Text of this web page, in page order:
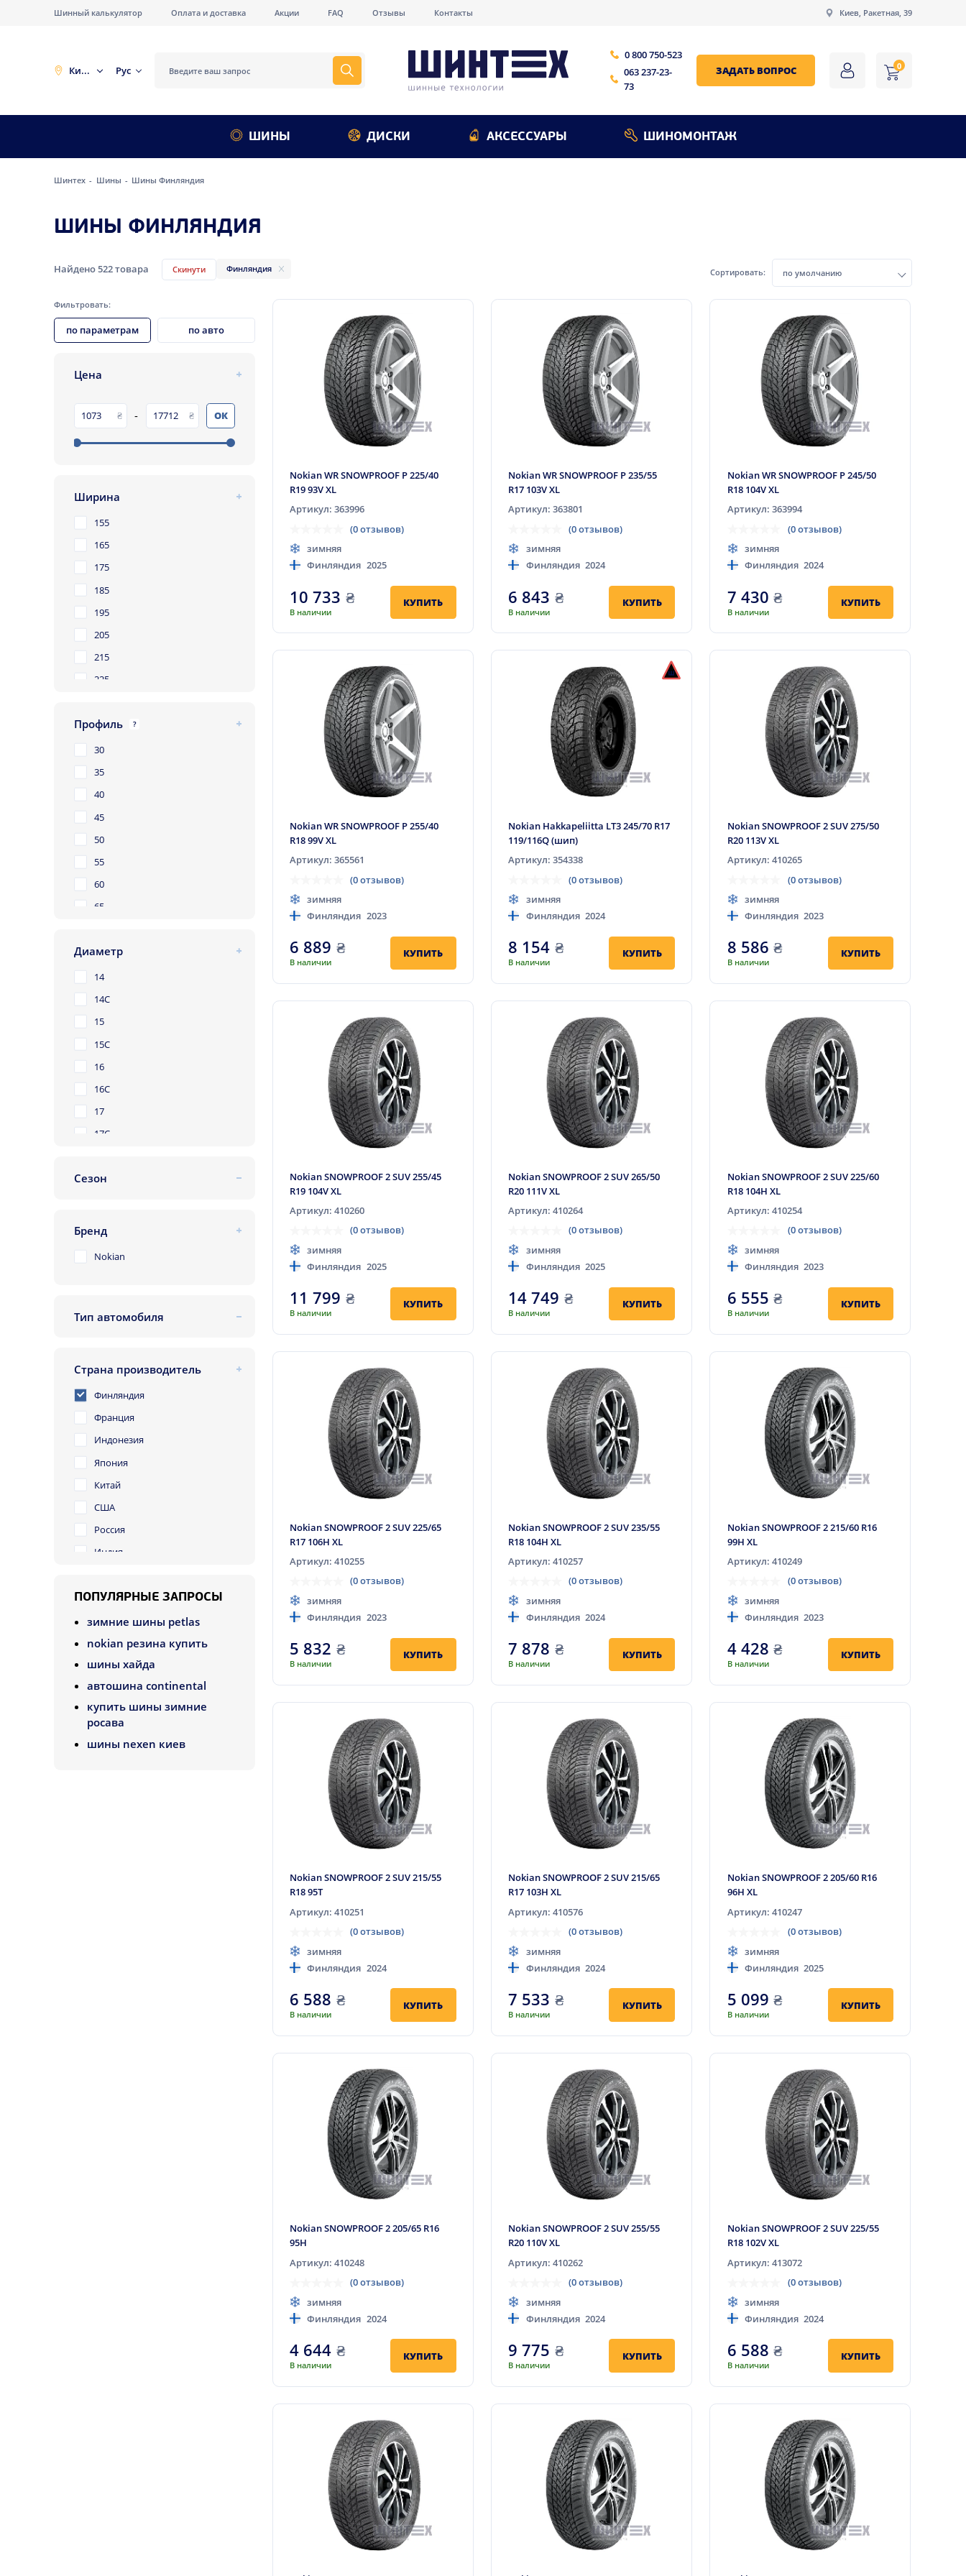
Шинный калькулятор Оплата и доставка Акции FAQ Отзывы Контакты Киев, Ракетная, 39
Киев Рус
0 800 750-523
063 237-23-
73
ЗАДАТЬ ВОПРОС 0
ШИНЫ ДИСКИ АКСЕССУАРЫ ШИНОМОНТАЖ
Шинтех Шины Шины Финляндия
ШИНЫ ФИНЛЯНДИЯ
Найдено522товара Скинути Финляндия Сортировать: по умолчанию
Фильтровать:
по параметрам по авто
Цена
- ОК
Ширина
155
165
175
185
195
205
215
225
245
255
265
275
285
295
315
Профиль ?
30
35
40
45
50
55
60
65
75
80
85
Диаметр
14
14C
15
15C
16
16C
17
17C
19
Сезон
всесезонная
Бренд
Nokian
Тип автомобиля
легкогрузовой
Страна производитель
Франция
Индонезия
Япония
Китай
США
Россия
Индия
Сербия
Великобритания
Польша
Узбекистан
Германия
Румыния
Финляндия
ПОПУЛЯРНЫЕ ЗАПРОСЫ
зимние шины petlas
nokian резина купить
шины хайда
автошина continental
купить шины зимние
росава
шины nexen киев
Nokian WR SNOWPROOF P 225/40
R19 93V XL
Артикул: 363996
(0 отзывов)
зимняя
Финляндия 2025
10 733 ₴
В наличии
КУПИТЬ
Nokian WR SNOWPROOF P 235/55
R17 103V XL
Артикул: 363801
(0 отзывов)
зимняя
Финляндия 2024
6 843 ₴
В наличии
КУПИТЬ
Nokian WR SNOWPROOF P 245/50
R18 104V XL
Артикул: 363994
(0 отзывов)
зимняя
Финляндия 2024
7 430 ₴
В наличии
КУПИТЬ
Nokian WR SNOWPROOF P 255/40
R18 99V XL
Артикул: 365561
(0 отзывов)
зимняя
Финляндия 2023
6 889 ₴
В наличии
КУПИТЬ
Nokian Hakkapeliitta LT3 245/70 R17
119/116Q (шип)
Артикул: 354338
(0 отзывов)
зимняя
Финляндия 2024
8 154 ₴
В наличии
КУПИТЬ
Nokian SNOWPROOF 2 SUV 275/50
R20 113V XL
Артикул: 410265
(0 отзывов)
зимняя
Финляндия 2023
8 586 ₴
В наличии
КУПИТЬ
Nokian SNOWPROOF 2 SUV 255/45
R19 104V XL
Артикул: 410260
(0 отзывов)
зимняя
Финляндия 2025
11 799 ₴
В наличии
КУПИТЬ
Nokian SNOWPROOF 2 SUV 265/50
R20 111V XL
Артикул: 410264
(0 отзывов)
зимняя
Финляндия 2025
14 749 ₴
В наличии
КУПИТЬ
Nokian SNOWPROOF 2 SUV 225/60
R18 104H XL
Артикул: 410254
(0 отзывов)
зимняя
Финляндия 2023
6 555 ₴
В наличии
КУПИТЬ
Nokian SNOWPROOF 2 SUV 225/65
R17 106H XL
Артикул: 410255
(0 отзывов)
зимняя
Финляндия 2023
5 832 ₴
В наличии
КУПИТЬ
Nokian SNOWPROOF 2 SUV 235/55
R18 104H XL
Артикул: 410257
(0 отзывов)
зимняя
Финляндия 2024
7 878 ₴
В наличии
КУПИТЬ
Nokian SNOWPROOF 2 215/60 R16
99H XL
Артикул: 410249
(0 отзывов)
зимняя
Финляндия 2023
4 428 ₴
В наличии
КУПИТЬ
Nokian SNOWPROOF 2 SUV 215/55
R18 95T
Артикул: 410251
(0 отзывов)
зимняя
Финляндия 2024
6 588 ₴
В наличии
КУПИТЬ
Nokian SNOWPROOF 2 SUV 215/65
R17 103H XL
Артикул: 410576
(0 отзывов)
зимняя
Финляндия 2024
7 533 ₴
В наличии
КУПИТЬ
Nokian SNOWPROOF 2 205/60 R16
96H XL
Артикул: 410247
(0 отзывов)
зимняя
Финляндия 2025
5 099 ₴
В наличии
КУПИТЬ
Nokian SNOWPROOF 2 205/65 R16
95H
Артикул: 410248
(0 отзывов)
зимняя
Финляндия 2024
4 644 ₴
В наличии
КУПИТЬ
Nokian SNOWPROOF 2 SUV 255/55
R20 110V XL
Артикул: 410262
(0 отзывов)
зимняя
Финляндия 2024
9 775 ₴
В наличии
КУПИТЬ
Nokian SNOWPROOF 2 SUV 225/55
R18 102V XL
Артикул: 413072
(0 отзывов)
зимняя
Финляндия 2024
6 588 ₴
В наличии
КУПИТЬ